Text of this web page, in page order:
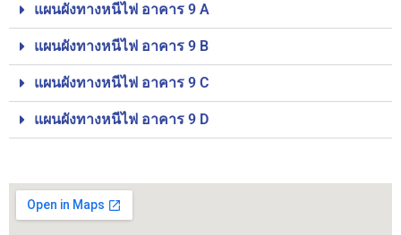
แผนผังทางหนีไฟ อาคาร 9 A
แผนผังทางหนีไฟ อาคาร 9 B
แผนผังทางหนีไฟ อาคาร 9 C
แผนผังทางหนีไฟ อาคาร 9 D